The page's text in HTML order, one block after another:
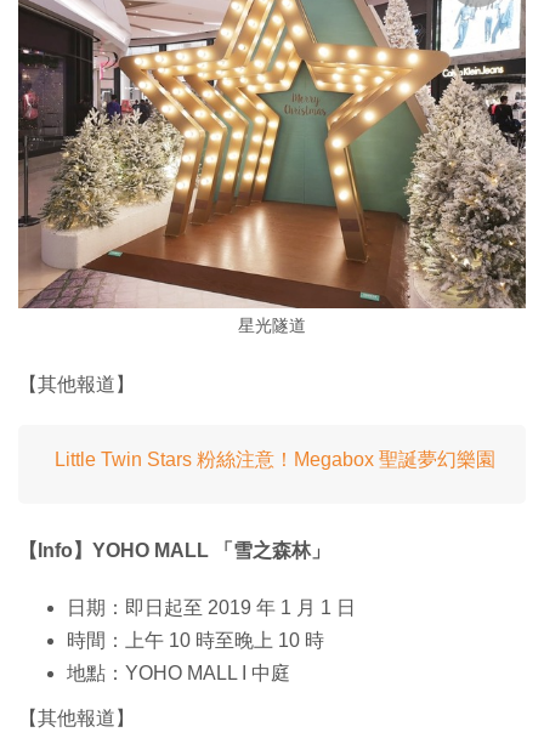
星光隧道
【其他報道】
Little Twin Stars 粉絲注意！Megabox 聖誕夢幻樂園
【Info】YOHO MALL 「雪之森林」
日期：即日起至 2019 年 1 月 1 日
時間：上午 10 時至晚上 10 時
地點：YOHO MALL I 中庭
【其他報道】